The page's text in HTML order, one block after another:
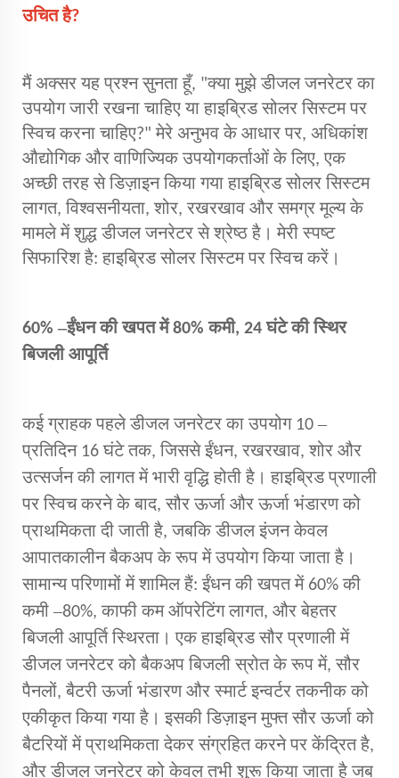
उचित है?
मैं अक्सर यह प्रश्न सुनता हूँ, "क्या मुझे डीजल जनरेटर का
उपयोग जारी रखना चाहिए या हाइब्रिड सोलर सिस्टम पर
स्विच करना चाहिए?" मेरे अनुभव के आधार पर, अधिकांश
औद्योगिक और वाणिज्यिक उपयोगकर्ताओं के लिए, एक
अच्छी तरह से डिज़ाइन किया गया हाइब्रिड सोलर सिस्टम
लागत, विश्वसनीयता, शोर, रखरखाव और समग्र मूल्य के
मामले में शुद्ध डीजल जनरेटर से श्रेष्ठ है। मेरी स्पष्ट
सिफारिश है: हाइब्रिड सोलर सिस्टम पर स्विच करें।
60% –ईंधन की खपत में 80% कमी, 24 घंटे की स्थिर
बिजली आपूर्ति
कई ग्राहक पहले डीजल जनरेटर का उपयोग 10 –
प्रतिदिन 16 घंटे तक, जिससे ईंधन, रखरखाव, शोर और
उत्सर्जन की लागत में भारी वृद्धि होती है। हाइब्रिड प्रणाली
पर स्विच करने के बाद, सौर ऊर्जा और ऊर्जा भंडारण को
प्राथमिकता दी जाती है, जबकि डीजल इंजन केवल
आपातकालीन बैकअप के रूप में उपयोग किया जाता है।
सामान्य परिणामों में शामिल हैं: ईंधन की खपत में 60% की
कमी –80%, काफी कम ऑपरेटिंग लागत, और बेहतर
बिजली आपूर्ति स्थिरता। एक हाइब्रिड सौर प्रणाली में
डीजल जनरेटर को बैकअप बिजली स्रोत के रूप में, सौर
पैनलों, बैटरी ऊर्जा भंडारण और स्मार्ट इन्वर्टर तकनीक को
एकीकृत किया गया है। इसकी डिज़ाइन मुफ्त सौर ऊर्जा को
बैटरियों में प्राथमिकता देकर संग्रहित करने पर केंद्रित है,
और डीजल जनरेटर को केवल तभी शुरू किया जाता है जब